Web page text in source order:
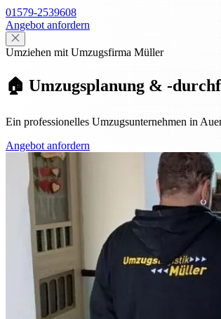
01579-2539608
Angebot anfordern
Umziehen mit Umzugsfirma Müller
🏠 Umzugsplanung & -
Ein professionelles Umzugsunternehmen in
Angebot anfordern